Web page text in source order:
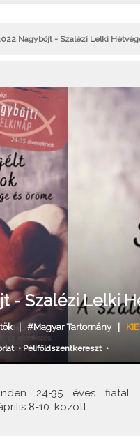
Nagyböjt - Szalézi Lelki
- Szalézi Lelki
| #Magyar Tartomány|
•Péliföldszentkereszt•
24-35 éves
8-10. között.